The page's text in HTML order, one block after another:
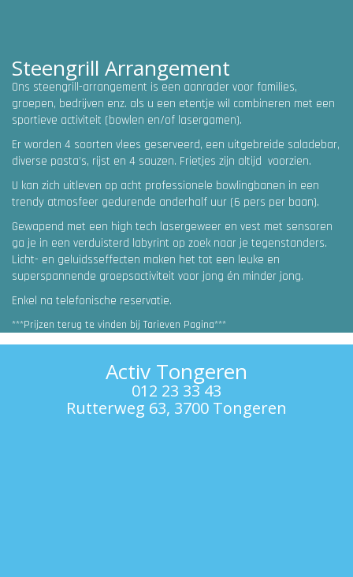
Steengrill Arrangement
Ons steengrill-arrangement is een aanrader voor families,
groepen, bedrijven enz. als u een etentje wil combineren met een
sportieve activiteit (bowlen en/of lasergamen).
Er worden 4 soorten vlees geserveerd, een uitgebreide saladebar,
diverse pasta’s, rijst en 4 sauzen. Frietjes zijn altijd voorzien.
U kan zich uitleven op acht professionele bowlingbanen in een
trendy atmosfeer gedurende anderhalf uur (6 pers per baan).
Gewapend met een high tech lasergeweer en vest met sensoren
ga je in een verduisterd labyrint op zoek naar je tegenstanders.
Licht- en geluidsseffecten maken het tot een leuke en
superspannende groepsactiviteit voor jong én minder jong.
Enkel na telefonische reservatie.
***Prijzen terug te vinden bij Tarieven Pagina***
Activ Tongeren
012 23 33 43
Rutterweg 63, 3700 Tongeren